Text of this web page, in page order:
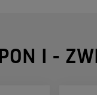
I -